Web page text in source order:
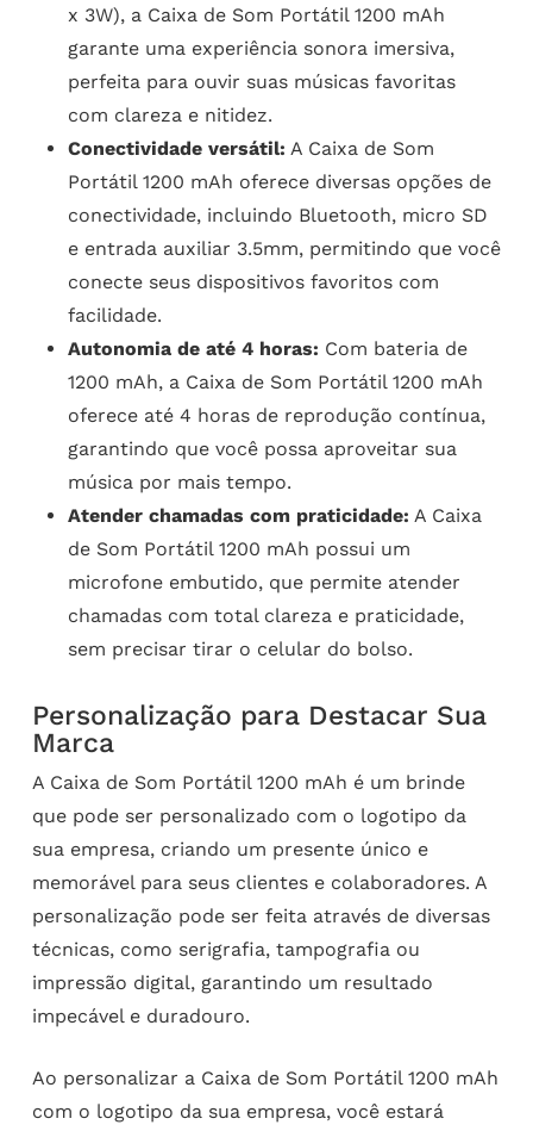
x 3W), a Caixa de Som Portátil 1200 mAh
garante uma experiência sonora imersiva,
perfeita para ouvir suas músicas favoritas
com clareza e nitidez.
Conectividade versátil: A Caixa de Som
Portátil 1200 mAh oferece diversas opções de
conectividade, incluindo Bluetooth, micro SD
e entrada auxiliar 3.5mm, permitindo que você
conecte seus dispositivos favoritos com
facilidade.
Autonomia de até 4 horas: Com bateria de
1200 mAh, a Caixa de Som Portátil 1200 mAh
oferece até 4 horas de reprodução contínua,
garantindo que você possa aproveitar sua
música por mais tempo.
Atender chamadas com praticidade: A Caixa
de Som Portátil 1200 mAh possui um
microfone embutido, que permite atender
chamadas com total clareza e praticidade,
sem precisar tirar o celular do bolso.
Personalização para Destacar Sua
Marca
A Caixa de Som Portátil 1200 mAh é um brinde
que pode ser personalizado com o logotipo da
sua empresa, criando um presente único e
memorável para seus clientes e colaboradores. A
personalização pode ser feita através de diversas
técnicas, como serigrafia, tampografia ou
impressão digital, garantindo um resultado
impecável e duradouro.
Ao personalizar a Caixa de Som Portátil 1200 mAh
com o logotipo da sua empresa, você estará